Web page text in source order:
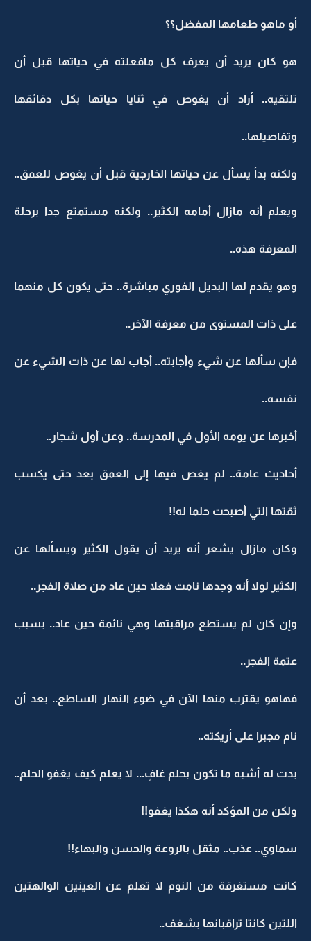
أو ماهو طعامها المفضل؟؟
هو كان يريد أن يعرف كل مافعلته في حياتها قبل أن
تلتقيه.. أراد أن يغوص في ثنايا حياتها بكل دقائقها
وتفاصيلها..
ولكنه بدأ يسأل عن حياتها الخارجية قبل أن يغوص للعمق..
ويعلم أنه مازال أمامه الكثير.. ولكنه مستمتع جدا برحلة
المعرفة هذه..
وهو يقدم لها البديل الفوري مباشرة.. حتى يكون كل منهما
على ذات المستوى من معرفة الآخر..
فإن سألها عن شيء وأجابته.. أجاب لها عن ذات الشيء عن
نفسه..
أخبرها عن يومه الأول في المدرسة.. وعن أول شجار..
أحاديث عامة.. لم يغص فيها إلى العمق بعد حتى يكسب
ثقتها التي أصبحت حلما له!!
وكان مازال يشعر أنه يريد أن يقول الكثير ويسألها عن
الكثير لولا أنه وجدها نامت فعلا حين عاد من صلاة الفجر..
وإن كان لم يستطع مراقبتها وهي نائمة حين عاد.. بسبب
عتمة الفجر..
فهاهو يقترب منها الآن في ضوء النهار الساطع.. بعد أن
نام مجبرا على أريكته..
بدت له أشبه ما تكون بحلم غافٍ... لا يعلم كيف يغفو الحلم..
ولكن من المؤكد أنه هكذا يغفو!!
سماوي.. عذب.. مثقل بالروعة والحسن والبهاء!!
كانت مستغرقة من النوم لا تعلم عن العينين الوالهتين
اللتين كانتا تراقبانها بشغف..